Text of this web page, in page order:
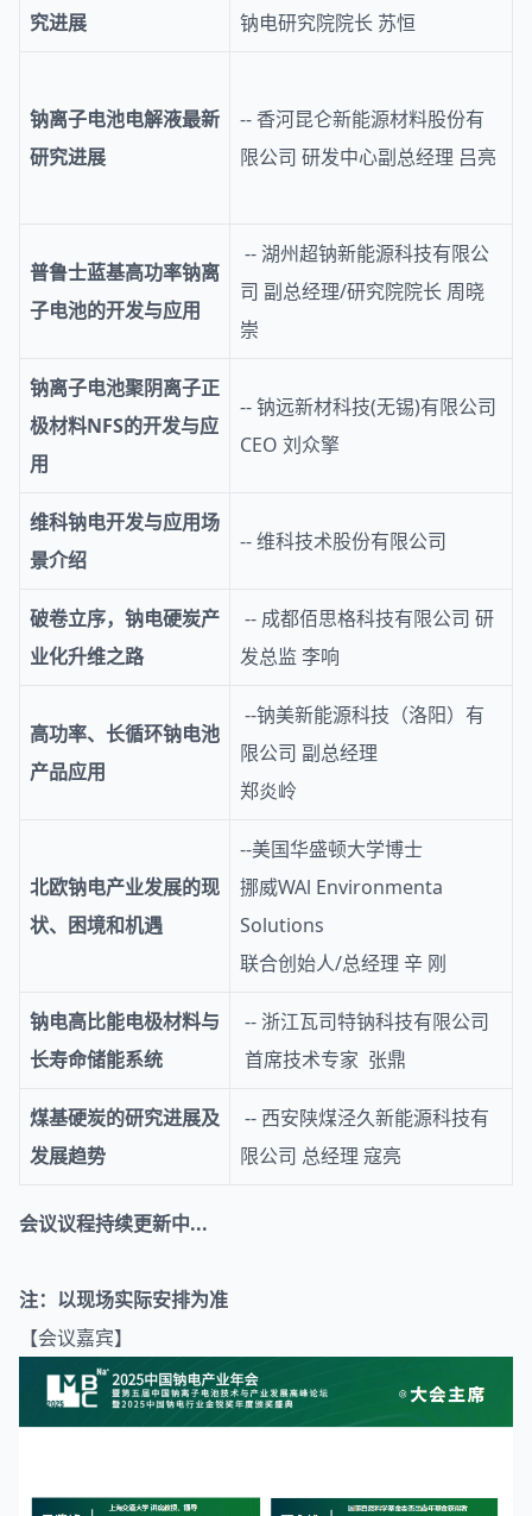
究进展
钠电研究院院长 苏恒
钠离子电池电解液最新
研究进展
-- 香河昆仑新能源材料股份有
限公司 研发中心副总经理 吕亮
普鲁士蓝基高功率钠离
子电池的开发与应用
-- 湖州超钠新能源科技有限公
司 副总经理/研究院院长 周晓
崇
钠离子电池聚阴离子正
极材料NFS的开发与应
用
-- 钠远新材科技(无锡)有限公司
CEO 刘众擎
维科钠电开发与应用场
景介绍
-- 维科技术股份有限公司
破卷立序，钠电硬炭产
业化升维之路
-- 成都佰思格科技有限公司 研
发总监 李响
高功率、长循环钠电池
产品应用
--钠美新能源科技（洛阳）有
限公司 副总经理
郑炎岭
北欧钠电产业发展的现
状、困境和机遇
--美国华盛顿大学博士
挪威WAl Environmenta
Solutions
联合创始人/总经理 辛 刚
钠电高比能电极材料与
长寿命储能系统
-- 浙江瓦司特钠科技有限公司
首席技术专家 张鼎
煤基硬炭的研究进展及
发展趋势
-- 西安陕煤泾久新能源科技有
限公司 总经理 寇亮
会议议程持续更新中...
注：以现场实际安排为准
【会议嘉宾】